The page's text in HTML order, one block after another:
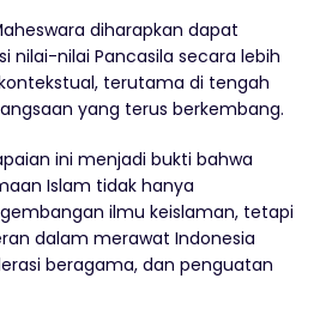
diharapkan dapat
nilai-nilai Pancasila secara lebih
terutama di tengah
yang terus berkembang.
ini menjadi bukti bahwa
Islam tidak hanya
ilmu keislaman, tetapi
dalam merawat Indonesia
beragama, dan penguatan